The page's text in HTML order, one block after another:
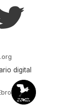
digital